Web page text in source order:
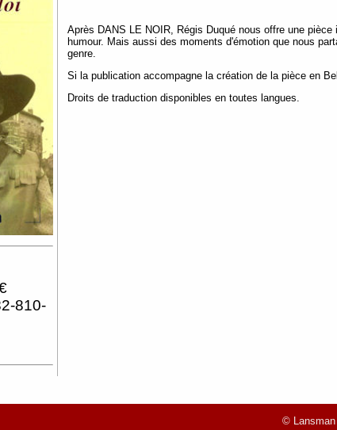
810-
Après DANS LE NOIR, Régis Duqué nous offre une
humour. Mais aussi des moments d'émotion que nous
genre.
Si la publication accompagne la création de la pièce en
Droits de traduction disponibles en toutes langues.
©